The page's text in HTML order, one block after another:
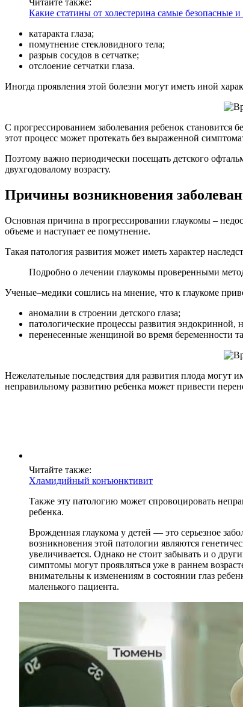
Читайте также:
Какие статины от холестерина самые безопасные
катаракта глаза;
помутнение стекловидного тела;
разрыв сосудов в сетчатке;
отслоение сетчатки глаза.
Иногда проявления этой болезни могут иметь иной
С прогрессированием заболевания ребенок становится
этот процесс может протекать без выраженной
Поэтому важно периодически посещать детского
двухгодовалому возрасту.
Причины возникновения
Основная причина в прогрессировании глаукомы –
объеме и наступает ее помутнение.
Такая патология развития может иметь характер
Подробно о лечении глаукомы проверенными
Ученые–медики сошлись на мнение, что к глаукоме
аномалии в строении детского глаза;
патологические процессы развития эндокринной,
перенесенные женщиной во время беременности
Нежелательные последствия для развития плода могут
неправильному развитию ребенка может привести
Читайте также:
Хламидийный конъюнктивит
Также эту патологию может спровоцировать
ребенка.
Врожденная глаукома у детей — это серьезное
возникновения этой патологии являются
увеличивается. Однако не стоит забывать и о
симптомы могут проявляться уже в раннем
внимательны к изменениям в состоянии глаз
маленького пациента.